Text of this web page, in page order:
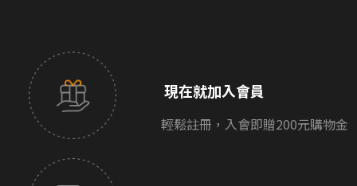
現在就加入會員
輕鬆註冊，入會即贈200元購物金